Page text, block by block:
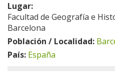
Lugar:
Facultad de Geografía e
Barcelona
Población / Localidad:
País: España